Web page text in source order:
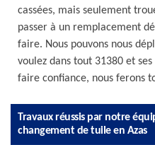
cassées, mais seulement
passer à un remplacement
faire. Nous pouvons nous
voulez dans tout 31380 et
faire confiance, nous ferons
Travaux réussis par notre
changement de tuile en Azas